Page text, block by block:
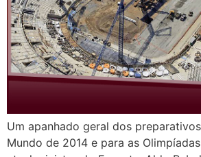
Um apanhado geral dos
Mundo de 2014 e para as